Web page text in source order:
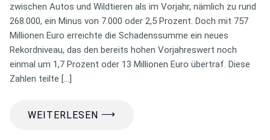
zwischen Autos und Wildtieren als im Vorjahr, nämlich zu rund
268.000, ein Minus von 7.000 oder 2,5 Prozent. Doch mit 757
Millionen Euro erreichte die Schadenssumme ein neues
Rekordniveau, das den bereits hohen Vorjahreswert noch
einmal um 1,7 Prozent oder 13 Millionen Euro übertraf. Diese
Zahlen teilte […]
WEITERLESEN ⟶